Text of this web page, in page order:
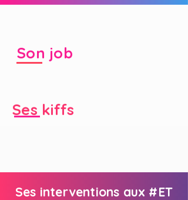
Son job
Ses kiffs
Ses interventions aux #ET